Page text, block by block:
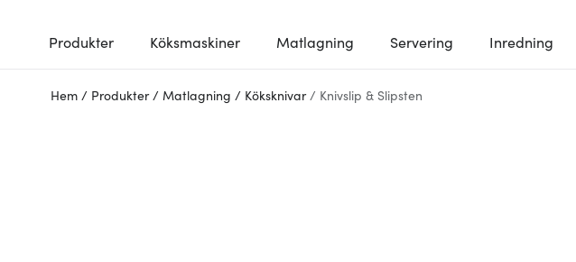
Produkter Köksmaskiner Matlagning Servering Inredning
Hem / Produkter / Matlagning / Köksknivar / Knivslip & Slipsten